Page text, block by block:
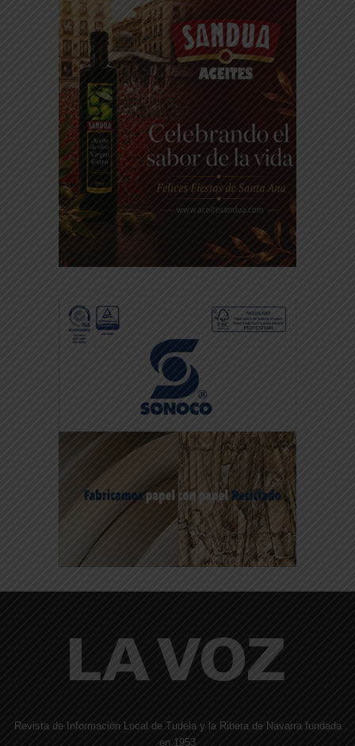
Revista de Información Local de Tudela y la Ribera de Navarra fundada
en 1953